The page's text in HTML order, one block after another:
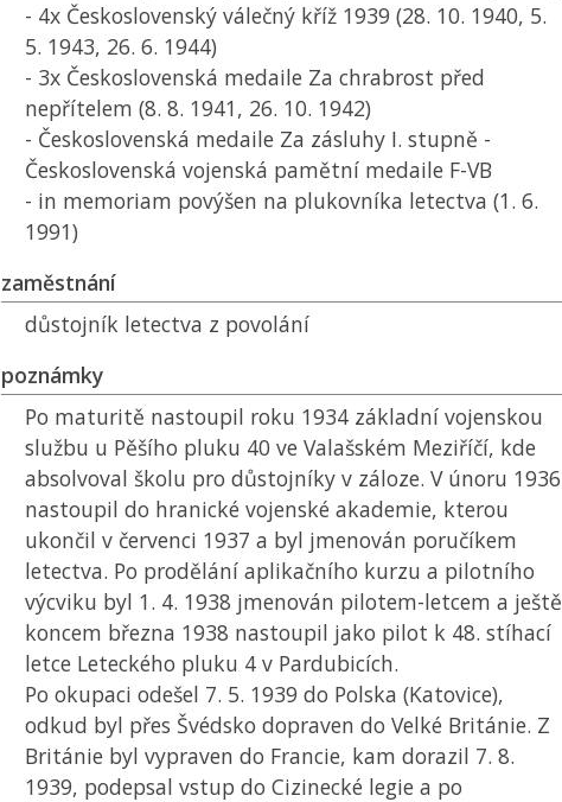
- 4x Československý válečný kříž 1939 (28. 10. 1940, 5.
5. 1943, 26. 6. 1944)
- 3x Československá medaile Za chrabrost před
nepřítelem (8. 8. 1941, 26. 10. 1942)
- Československá medaile Za zásluhy I. stupně -
Československá vojenská pamětní medaile F-VB
- in memoriam povýšen na plukovníka letectva (1. 6.
1991)
zaměstnání
důstojník letectva z povolání
poznámky
Po maturitě nastoupil roku 1934 základní vojenskou
službu u Pěšího pluku 40 ve Valašském Meziříčí, kde
absolvoval školu pro důstojníky v záloze. V únoru 1936
nastoupil do hranické vojenské akademie, kterou
ukončil v červenci 1937 a byl jmenován poručíkem
letectva. Po prodělání aplikačního kurzu a pilotního
výcviku byl 1. 4. 1938 jmenován pilotem-letcem a ještě
koncem března 1938 nastoupil jako pilot k 48. stíhací
letce Leteckého pluku 4 v Pardubicích.
Po okupaci odešel 7. 5. 1939 do Polska (Katovice),
odkud byl přes Švédsko dopraven do Velké Británie. Z
Británie byl vypraven do Francie, kam dorazil 7. 8.
1939, podepsal vstup do Cizinecké legie a po